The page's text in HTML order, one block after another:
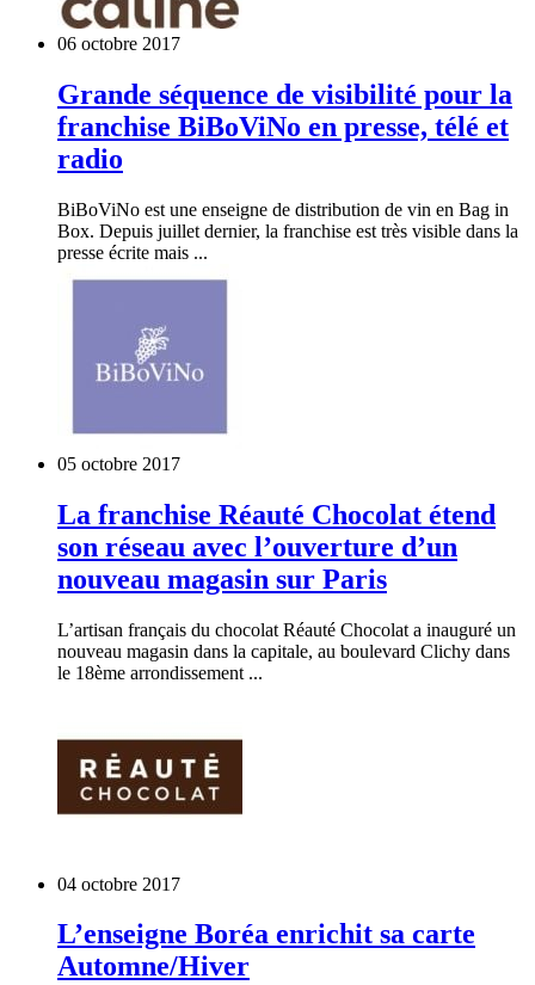
06 octobre 2017
Grande séquence de visibilité pour la
franchise BiBoViNo en presse, télé et
radio
BiBoViNo est une enseigne de distribution de vin en Bag in
Box. Depuis juillet dernier, la franchise est très visible dans la
presse écrite mais ...
05 octobre 2017
La franchise Réauté Chocolat étend
son réseau avec l’ouverture d’un
nouveau magasin sur Paris
L’artisan français du chocolat Réauté Chocolat a inauguré un
nouveau magasin dans la capitale, au boulevard Clichy dans
le 18ème arrondissement ...
04 octobre 2017
L’enseigne Boréa enrichit sa carte
Automne/Hiver